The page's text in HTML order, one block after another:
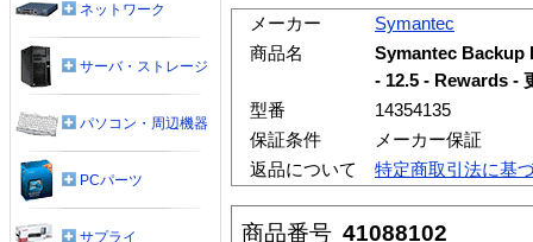
メーカー
Symantec
商品名
Symantec Backup
- 12.5 - Rewards -
型番
14354135
保証条件
メーカー保証
返品について
特定商取引法に基
商品番号 41088102
ネットワーク
サーバ・ストレージ
パソコン・周辺機器
PCパーツ
サプライ